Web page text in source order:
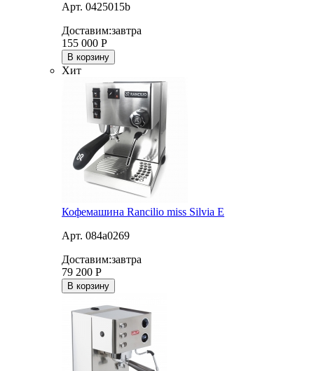
Арт. 0425015b
Доставим:завтра
155 000 Р
В корзину
Хит
Кофемашина Rancilio miss Silvia E
Арт. 084a0269
Доставим:завтра
79 200 Р
В корзину